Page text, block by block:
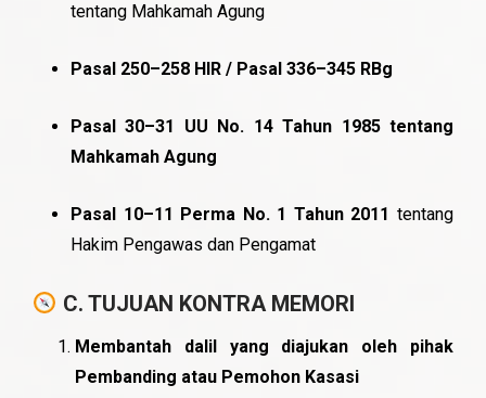
tentang Mahkamah Agung
Pasal 250–258 HIR / Pasal 336–345 RBg
Pasal 30–31 UU No. 14 Tahun 1985 tentang
Mahkamah Agung
Pasal 10–11 Perma No. 1 Tahun 2011 tentang
Hakim Pengawas dan Pengamat
C. TUJUAN KONTRA MEMORI
Membantah dalil yang diajukan oleh pihak
Pembanding atau Pemohon Kasasi